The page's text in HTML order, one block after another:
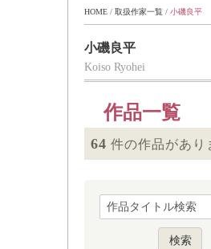
HOME / 取扱作家一覧 / 小磯良平
小磯良平
Koiso Ryohei
作品一覧
64 件の作品があり